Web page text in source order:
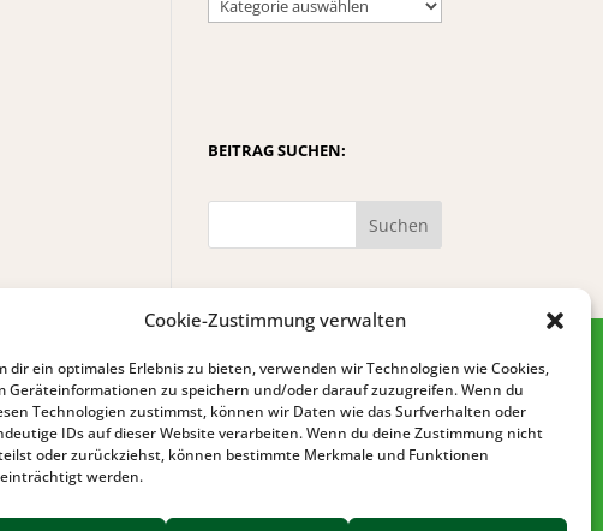
Cookie-Zustimmung verwalten
dir ein optimales Erlebnis zu bieten, verwenden wir Technologien wie Cookies,
Geräteinformationen zu speichern und/oder darauf zuzugreifen. Wenn du
Technologien zustimmst, können wir Daten wie das Surfverhalten oder
IDs auf dieser Website verarbeiten. Wenn du deine Zustimmung nicht
oder zurückziehst, können bestimmte Merkmale und Funktionen
werden.
BEITRAG SUCHEN:
Suchen
5520 00